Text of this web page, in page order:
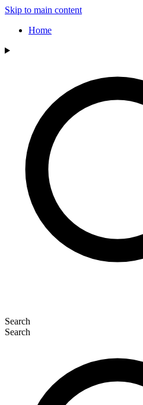
Skip to main content
Home
Search
Search